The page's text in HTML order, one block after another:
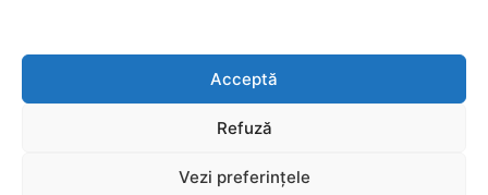
Acceptă
Refuză
Vezi preferințele
Anunturi de licitații